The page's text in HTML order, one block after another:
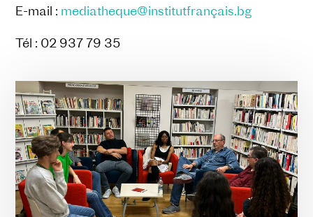
E-mail : mediatheque@institutfrançais.bg
Tél : 02 937 79 35